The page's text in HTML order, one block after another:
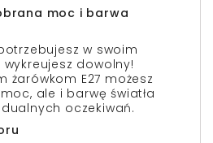
moc i barwa
w swoim
wykreujesz dowolny!
żarówkom E27 możesz
ale i barwę światła
oczekiwań.